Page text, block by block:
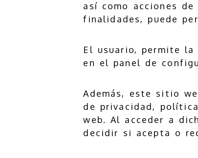
así como acciones
finalidades, puede
El usuario, permite
en el panel de
Además, este sitio
de privacidad,
web. Al acceder a
decidir si acepta o